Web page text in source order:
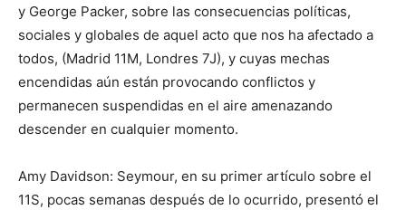
y George Packer, sobre las consecuencias políticas,
sociales y globales de aquel acto que nos ha afectado a
todos, (Madrid 11M, Londres 7J), y cuyas mechas
encendidas aún están provocando conflictos y
permanecen suspendidas en el aire amenazando
descender en cualquier momento.
Amy Davidson: Seymour, en su primer artículo sobre el
11S, pocas semanas después de lo ocurrido, presentó el